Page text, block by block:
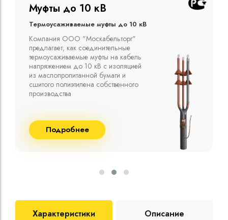
Муфты до 10 кВ
Термоусаживаемые муфты до 10 кВ
Компания ООО "Москабельторг"
предлагает, как соединительные
термоусаживаемые муфты на кабель
напряжением до 10 кВ с изоляцией
из маслопропитанной бумаги и
сшитого полиэтилена собственного
производства
Подробнее
Характеристики Описание